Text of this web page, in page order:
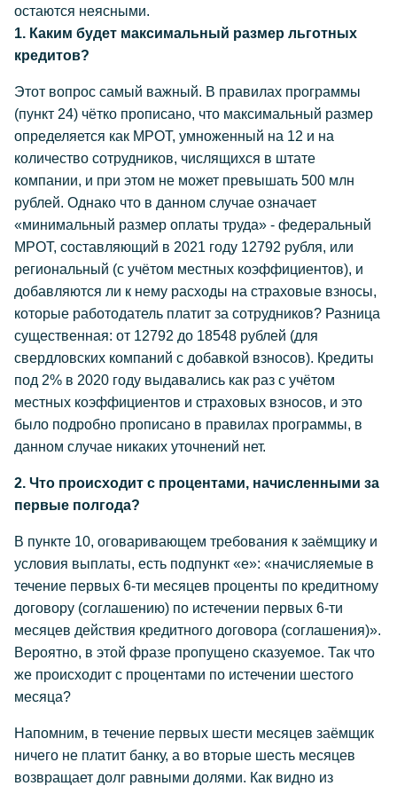
остаются неясными.
1. Каким будет максимальный размер льготных
кредитов?
Этот вопрос самый важный. В правилах программы
(пункт 24) чётко прописано, что максимальный размер
определяется как МРОТ, умноженный на 12 и на
количество сотрудников, числящихся в штате
компании, и при этом не может превышать 500 млн
рублей. Однако что в данном случае означает
«минимальный размер оплаты труда» - федеральный
МРОТ, составляющий в 2021 году 12792 рубля, или
региональный (с учётом местных коэффициентов), и
добавляются ли к нему расходы на страховые взносы,
которые работодатель платит за сотрудников? Разница
существенная: от 12792 до 18548 рублей (для
свердловских компаний с добавкой взносов). Кредиты
под 2% в 2020 году выдавались как раз с учётом
местных коэффициентов и страховых взносов, и это
было подробно прописано в правилах программы, в
данном случае никаких уточнений нет.
2. Что происходит с процентами, начисленными за
первые полгода?
В пункте 10, оговаривающем требования к заёмщику и
условия выплаты, есть подпункт «е»: «начисляемые в
течение первых 6-ти месяцев проценты по кредитному
договору (соглашению) по истечении первых 6-ти
месяцев действия кредитного договора (соглашения)».
Вероятно, в этой фразе пропущено сказуемое. Так что
же происходит с процентами по истечении шестого
месяца?
Напомним, в течение первых шести месяцев заёмщик
ничего не платит банку, а во вторые шесть месяцев
возвращает долг равными долями. Как видно из